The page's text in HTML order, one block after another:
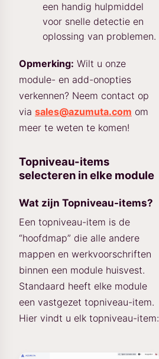
een handig hulpmiddel
voor snelle detectie en
oplossing van problemen.
Opmerking: Wilt u onze
module- en add-onopties
verkennen? Neem contact op
via sales@azumuta.com om
meer te weten te komen!
Topniveau-items
selecteren in elke module
Wat zijn Topniveau-items?
Een topniveau-item is de
“hoofdmap” die alle andere
mappen en werkvoorschriften
binnen een module huisvest.
Standaard heeft elke module
een vastgezet topniveau-item.
Hier vindt u elk topniveau-item: